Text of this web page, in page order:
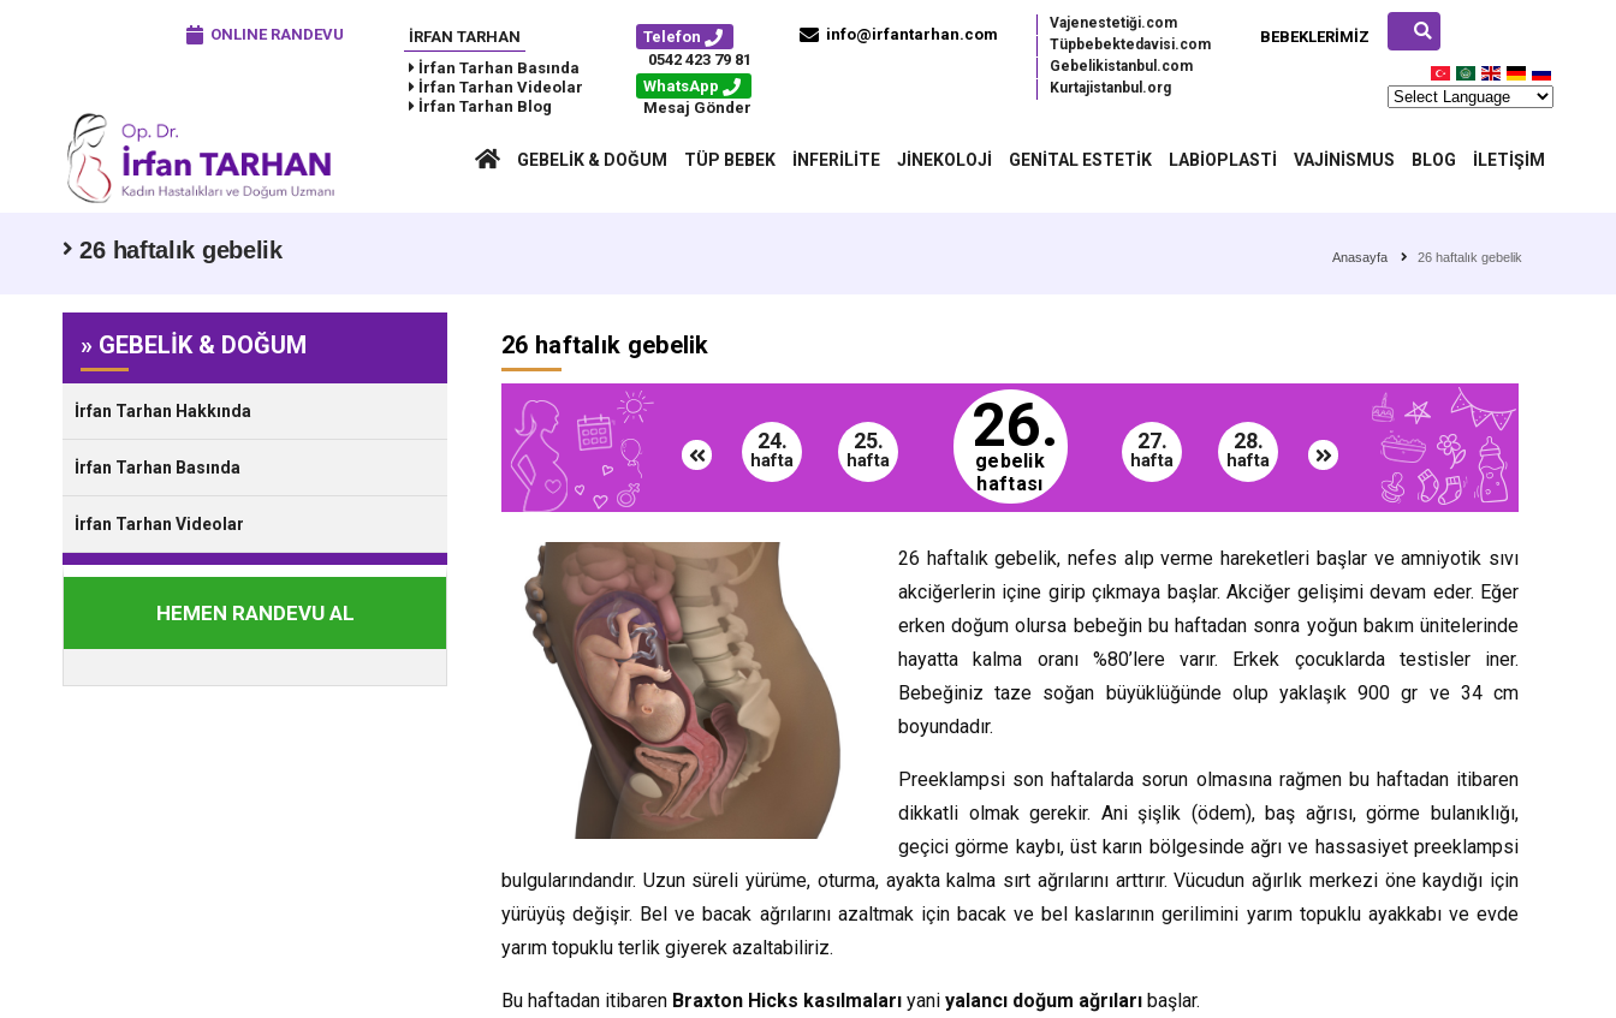
ONLINE RANDEVU
İRFAN TARHAN
İrfan Tarhan Basında
İrfan Tarhan Videolar
İrfan Tarhan Blog
BEBEKLERIMIZ
Vajenestetiği.com
Tüpbebektedavisi.com
Gebelikistanbul.com
Kurtajistanbul.org
Telefon
0542 423 79 81
WhatsApp
Mesaj Gönder
info@irfantarhan.com
GEBELIK & DOĞUM TÜP BEBEK İNFERILITE JINEKOLOJI GENITAL ESTETIK LABIOPLASTI VAJINISMUS BLOG İLETIŞIM
26 haftalık gebelik Anasayfa 26 haftalık gebelik
» GEBELİK & DOĞUM
İrfan Tarhan Hakkında
İrfan Tarhan Basında
İrfan Tarhan Videolar
HEMEN RANDEVU AL
26 haftalık gebelik
26.
gebelik
haftası
24.
hafta
25.
hafta
27.
hafta
28.
hafta
26 haftalık gebelik, nefes alıp verme hareketleri başlar ve amniyotik sıvı
akciğerlerin içine girip çıkmaya başlar. Akciğer gelişimi devam eder. Eğer
erken doğum olursa bebeğin bu haftadan sonra yoğun bakım ünitelerinde
hayatta kalma oranı %80’lere varır. Erkek çocuklarda testisler iner.
Bebeğiniz taze soğan büyüklüğünde olup yaklaşık 900 gr ve 34 cm
boyundadır.
Preeklampsi son haftalarda sorun olmasına rağmen bu haftadan itibaren
dikkatli olmak gerekir. Ani şişlik (ödem), baş ağrısı, görme bulanıklığı,
geçici görme kaybı, üst karın bölgesinde ağrı ve hassasiyet preeklampsi
bulgularındandır. Uzun süreli yürüme, oturma, ayakta kalma sırt ağrılarını arttırır. Vücudun ağırlık merkezi öne kaydığı için
yürüyüş değişir. Bel ve bacak ağrılarını azaltmak için bacak ve bel kaslarının gerilimini yarım topuklu ayakkabı ve evde
yarım topuklu terlik giyerek azaltabiliriz.
Bu haftadan itibaren Braxton Hicks kasılmaları yani yalancı doğum ağrıları başlar.